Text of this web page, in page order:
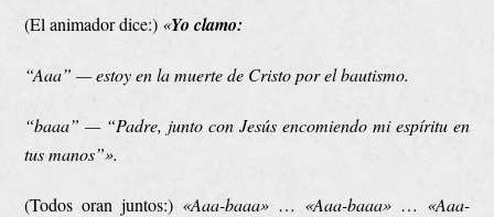
(El animador dice:) «Yo clamo:
“Aaa” — estoy en la muerte de Cristo por el bautismo.
“baaa” — “Padre, junto con Jesús encomiendo mi espíritu en
tus manos”».
(Todos oran juntos:) «Aaa-baaa» … «Aaa-baaa» … «Aaa-